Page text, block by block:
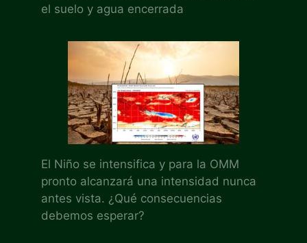
el suelo y agua encerrada
El Niño se intensifica y para la OMM
pronto alcanzará una intensidad nunca
antes vista. ¿Qué consecuencias
debemos esperar?